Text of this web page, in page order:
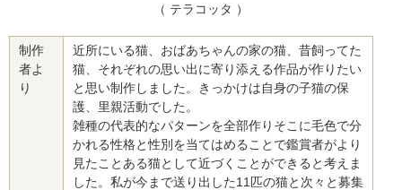
（ テラコッタ ）
制作
者よ
り
近所にいる猫、おばあちゃんの家の猫、昔飼ってた
猫、それぞれの思い出に寄り添える作品が作りたい
と思い制作しました。きっかけは自身の子猫の保
護、里親活動でした。
雑種の代表的なパターンを全部作りそこに毛色で分
かれる性格と性別を当てはめることで鑑賞者がより
見たことある猫として近づくことができると考えま
した。私が今まで送り出した11匹の猫と次々と募集